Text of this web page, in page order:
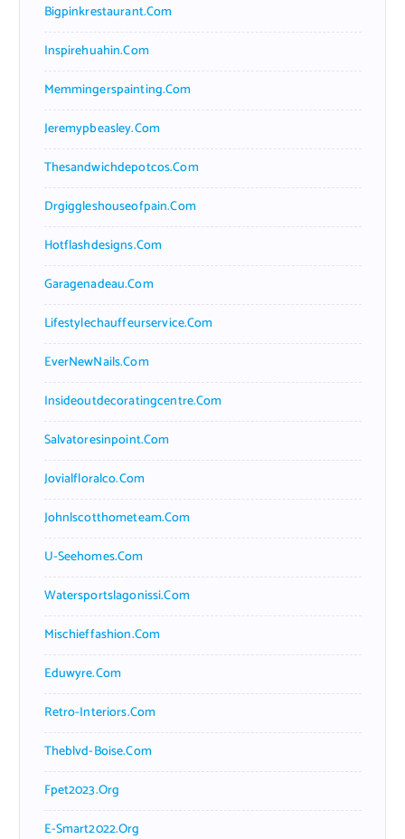
Bigpinkrestaurant.com
Inspirehuahin.com
Memmingerspainting.com
Jeremypbeasley.com
Thesandwichdepotcos.com
Drgiggleshouseofpain.com
Hotflashdesigns.com
Garagenadeau.com
Lifestylechauffeurservice.com
EverNewNails.com
Insideoutdecoratingcentre.com
Salvatoresinpoint.com
Jovialfloralco.com
Johnlscotthometeam.com
U-Seehomes.com
Watersportslagonissi.com
Mischieffashion.com
Eduwyre.com
Retro-Interiors.com
Theblvd-Boise.com
Fpet2023.org
E-Smart2022.org